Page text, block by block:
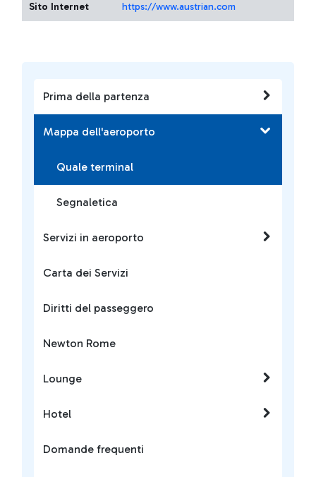
Prima della partenza
Mappa dell'aeroporto
Quale terminal
Segnaletica
Servizi in aeroporto
Carta dei Servizi
Diritti del passeggero
Newton Rome
Lounge
Hotel
Domande frequenti
Sito Internet https://www.austrian.com